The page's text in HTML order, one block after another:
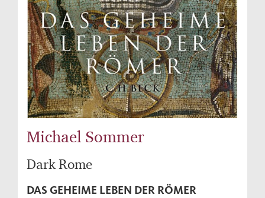
Michael Sommer
Dark Rome
DAS GEHEIME LEBEN DER RÖMER